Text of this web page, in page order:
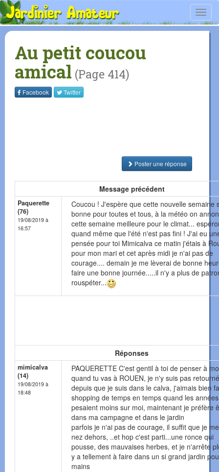
Au petit coucou
amical (Page 414)
Facebook Twitter
Poster une réponse
Message précédent
Paquerette
(76)
19/08/2019 à
16:57
Coucou ! J'espère que cette nouvelle semaine
bonne pour toutes et tous, à la météo on
cette semaine meilleure pour le climat...
quand même que l'été n'est pas fini ! J'ai eu
pensée pour toi Mimicalva ce matin j'étais à
pour mon mari et cet après midi je n'ai pas de
courage.... demain je me lèverai de bonne
faire une bonne journée.....il n'y a plus de
rouspéter...
Réponses
mimicalva
(14)
19/08/2019 à
18:48
PAQUERETTE C'est gentil à toi de penser à
quand tu vas à ROUEN, je n'y suis pas
depuis que je suis dans le calva, j'aimais bien
shopping de temps en temps quand les années
pesaient moins sur moi, maintenant je préfère
dans ma campagne et dans le jardin
parfois je n'ai pas de courage, il suffit que je
nez dehors, ..et hop c'est parti...une ronce qui
pousse, des mauvaises herbes, et je n'arrête
y a tellement à faire dans un si grand jardin
mains